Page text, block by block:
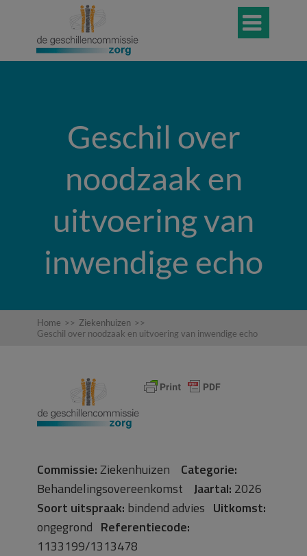

Geschil over
noodzaak en
uitvoering van
inwendige echo
Home >> Ziekenhuizen >>
Geschil over noodzaak en uitvoering van inwendige echo
Commissie:Ziekenhuizen Categorie:
Behandelingsovereenkomst Jaartal: 2026
Soort uitspraak: bindend advies Uitkomst:
ongegrond Referentiecode:
1133199/1313478